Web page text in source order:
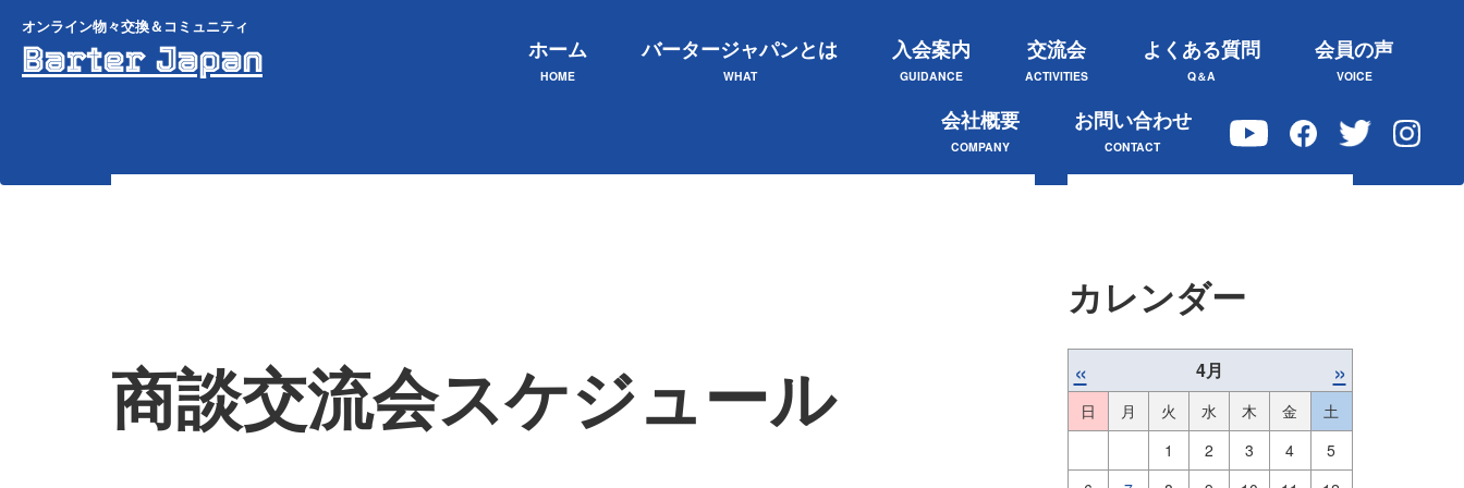
オンライン物々交換＆コミュニティ
Barter Japan ホーム
HOME
バータージャパンとは
WHAT
入会案内
GUIDANCE
交流会
ACTIVITIES
よくある質問
Q＆A
会員の声
VOICE
会社概要
COMPANY
お問い合わせ
CONTACT
商談交流会スケジュール
カレンダー
« 4月 »
日 月 火 水 木 金
土
1
2 3 4
5